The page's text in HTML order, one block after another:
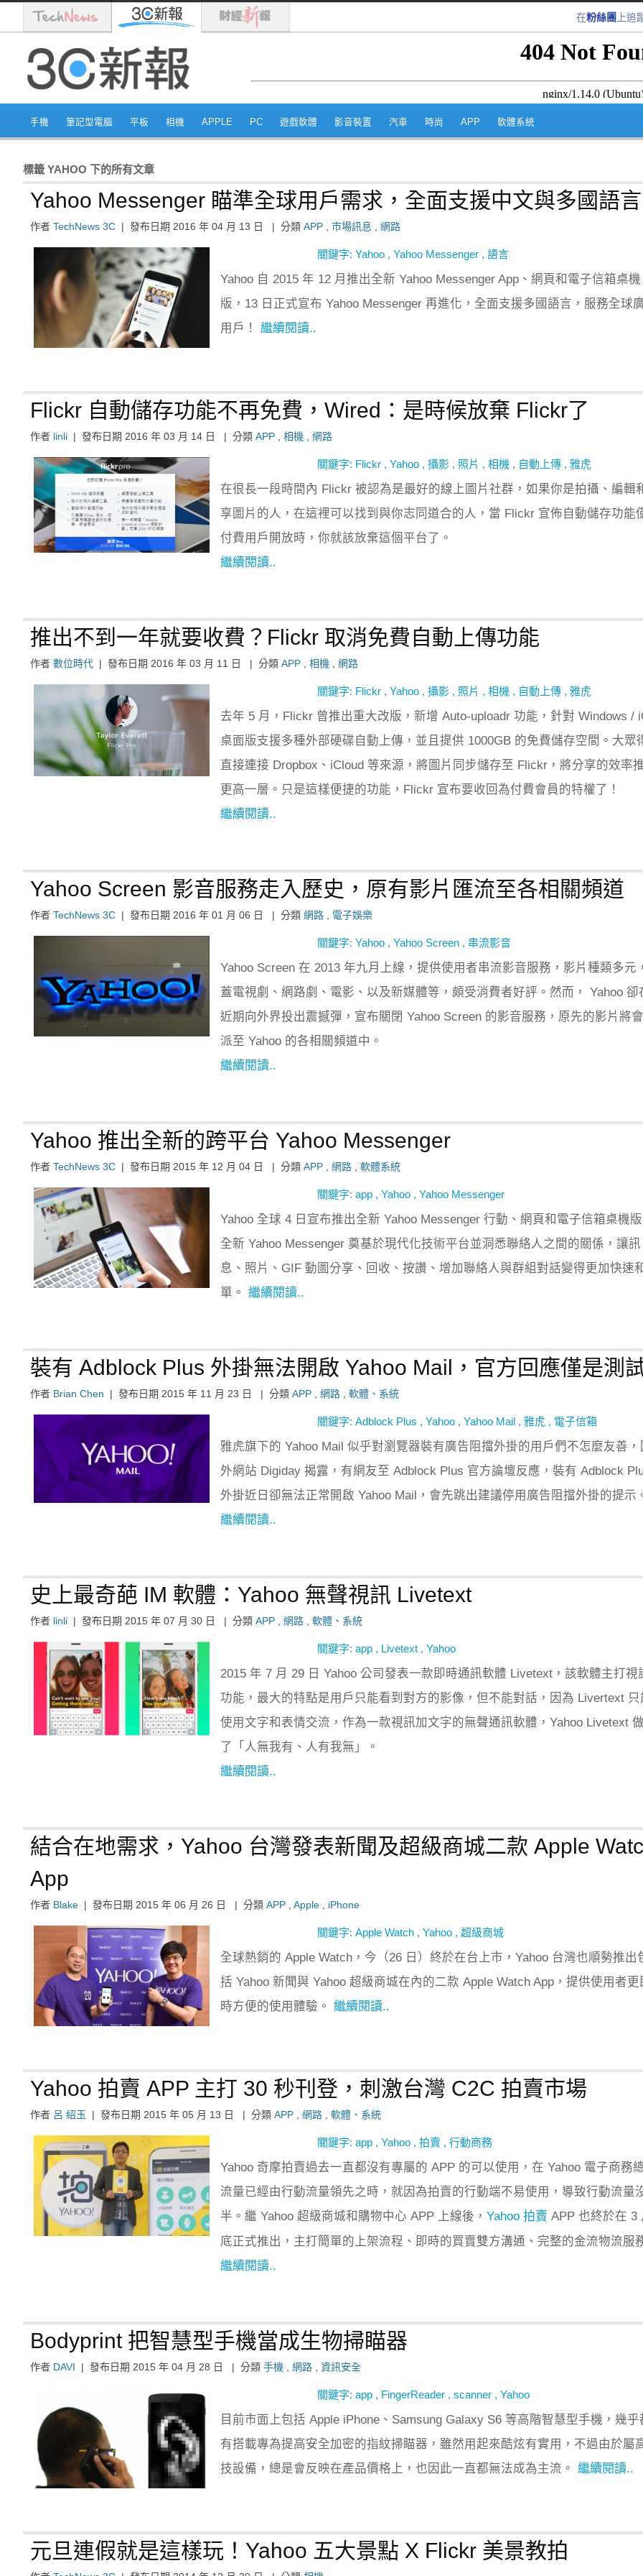
在粉絲團 上追
跳至內容區
手機 筆記型電腦 平板 相機 APPLE PC 遊戲軟體 影音裝置 汽車 時尚 APP 軟體系統
標籤 YAHOO 下的所有文章
Yahoo Messenger 瞄準全球用戶需求，全面支援中文與多國語言
作者 TechNews 3C | 發布日期 2016 年 04 月 13 日 | 分類 APP 市場訊息 網路
關鍵字: Yahoo , Yahoo Messenger , 語言
Yahoo 自 2015 年 12 月推出全新 Yahoo Messenger App、網頁和電子信箱桌機
版，13 日正式宣布 Yahoo Messenger 再進化，全面支援多國語言，服務全球
用戶！ 繼續閱讀..
Flickr 自動儲存功能不再免費，Wired：是時候放棄 Flickr了
作者 linli | 發布日期 2016 年 03 月 14 日 | 分類 APP 相機 網路
關鍵字: Flickr , Yahoo , 攝影 , 照片 , 相機 , 自動上傳 , 雅虎
在很長一段時間內 Flickr 被認為是最好的線上圖片社群，如果你是拍攝、編輯
享圖片的人，在這裡可以找到與你志同道合的人，當 Flickr 宣佈自動儲存功能
付費用戶開放時，你就該放棄這個平台了。
繼續閱讀..
推出不到一年就要收費？Flickr 取消免費自動上傳功能
作者 數位時代 | 發布日期 2016 年 03 月 11 日 | 分類 APP 相機 網路
關鍵字: Flickr , Yahoo , 攝影 , 照片 , 相機 , 自動上傳 , 雅虎
去年 5 月，Flickr 曾推出重大改版，新增 Auto-uploadr 功能，針對 Windows /
桌面版支援多種外部硬碟自動上傳，並且提供 1000GB 的免費儲存空間。大眾
直接連接 Dropbox、iCloud 等來源，將圖片同步儲存至 Flickr，將分享的效率
更高一層。只是這樣便捷的功能，Flickr 宣布要收回為付費會員的特權了！
繼續閱讀..
Yahoo Screen 影音服務走入歷史，原有影片匯流至各相關頻道
作者 TechNews 3C | 發布日期 2016 年 01 月 06 日 | 分類 網路 電子娛樂
關鍵字: Yahoo , Yahoo Screen , 串流影音
Yahoo Screen 在 2013 年九月上線，提供使用者串流影音服務，影片種類多元
蓋電視劇、網路劇、電影、以及新媒體等，頗受消費者好評。然而， Yahoo 卻
近期向外界投出震撼彈，宣布關閉 Yahoo Screen 的影音服務，原先的影片將
派至 Yahoo 的各相關頻道中。
繼續閱讀..
Yahoo 推出全新的跨平台 Yahoo Messenger
作者 TechNews 3C | 發布日期 2015 年 12 月 04 日 | 分類 APP 網路 軟體系統
關鍵字: app , Yahoo , Yahoo Messenger
Yahoo 全球 4 日宣布推出全新 Yahoo Messenger 行動、網頁和電子信箱桌機版
全新 Yahoo Messenger 奠基於現代化技術平台並洞悉聯絡人之間的關係，讓訊
息、照片、GIF 動圖分享、回收、按讚、增加聯絡人與群組對話變得更加快速
單。 繼續閱讀..
裝有 Adblock Plus 外掛無法開啟 Yahoo Mail，官方回應僅是測
作者 Brian Chen | 發布日期 2015 年 11 月 23 日 | 分類 APP 網路 軟體、系統
關鍵字: Adblock Plus , Yahoo , Yahoo Mail , 雅虎 , 電子信箱
雅虎旗下的 Yahoo Mail 似乎對瀏覽器裝有廣告阻擋外掛的用戶們不怎麼友善，
外網站 Digiday 揭露，有網友至 Adblock Plus 官方論壇反應，裝有 Adblock
外掛近日卻無法正常開啟 Yahoo Mail，會先跳出建議停用廣告阻擋外掛的提示
繼續閱讀..
史上最奇葩 IM 軟體：Yahoo 無聲視訊 Livetext
作者 linli | 發布日期 2015 年 07 月 30 日 | 分類 APP 網路 軟體、系統
關鍵字: app , Livetext , Yahoo
2015 年 7 月 29 日 Yahoo 公司發表一款即時通訊軟體 Livetext，該軟體主打視
功能，最大的特點是用戶只能看到對方的影像，但不能對話，因為 Livertext 只
使用文字和表情交流，作為一款視訊加文字的無聲通訊軟體，Yahoo Livetext
了「人無我有、人有我無」。
繼續閱讀..
結合在地需求，Yahoo 台灣發表新聞及超級商城二款 Apple
App
作者 Blake | 發布日期 2015 年 06 月 26 日 | 分類 APP Apple iPhone
關鍵字: Apple Watch , Yahoo , 超級商城
全球熱銷的 Apple Watch，今（26 日）終於在台上市，Yahoo 台灣也順勢推出
括 Yahoo 新聞與 Yahoo 超級商城在內的二款 Apple Watch App，提供使用者更
時方便的使用體驗。 繼續閱讀..
Yahoo 拍賣 APP 主打 30 秒刊登，刺激台灣 C2C 拍賣市場
作者 呂 紹玉 | 發布日期 2015 年 05 月 13 日 | 分類 APP 網路 軟體、系統
關鍵字: app , Yahoo , 拍賣 , 行動商務
Yahoo 奇摩拍賣過去一直都沒有專屬的 APP 的可以使用，在 Yahoo 電子商務
流量已經由行動流量領先之時，就因為拍賣的行動端不易使用，導致行動流量
半。繼 Yahoo 超級商城和購物中心 APP 上線後， Yahoo 拍賣 APP 也終於在 3
底正式推出，主打簡單的上架流程、即時的買賣雙方溝通、完整的金流物流服
繼續閱讀..
Bodyprint 把智慧型手機當成生物掃瞄器
作者 DAVI | 發布日期 2015 年 04 月 28 日 | 分類 手機 網路 資訊安全
關鍵字: app , FingerReader , scanner , Yahoo
目前市面上包括 Apple iPhone、Samsung Galaxy S6 等高階智慧型手機，幾乎
有搭載專為提高安全加密的指紋掃瞄器，雖然用起來酷炫有實用，不過由於屬
技設備，總是會反映在產品價格上，也因此一直都無法成為主流。 繼續閱讀..
元旦連假就是這樣玩！Yahoo 五大景點 X Flickr 美景教拍